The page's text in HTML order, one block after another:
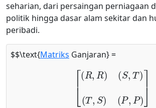
seharian, dari persaingan perniagaan
politik hingga dasar alam sekitar dan
peribadi.
$$\text{Matriks Ganjaran} =
R,R) S,T T,S (P,P